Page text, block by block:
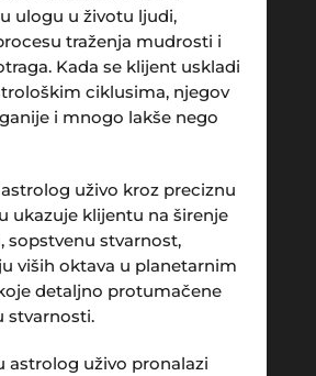
ulogu u životu ljudi,
traženja mudrosti i
Kada se klijent uskladi
ciklusima, njegov
i mnogo lakše nego
astrolog uživo kroz preciznu
ukazuje klijentu na širenje
sopstvenu stvarnost,
viših oktava u planetarnim
detaljno protumačene
stvarnosti.
astrolog uživo pronalazi